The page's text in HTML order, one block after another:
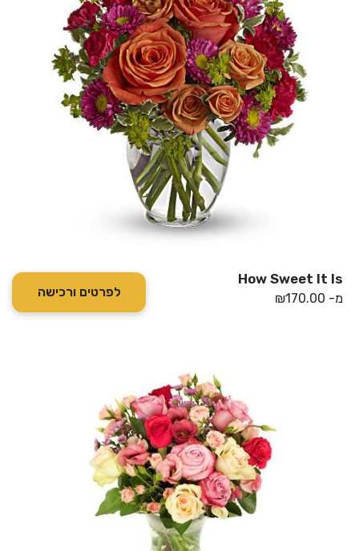
How Sweet It Is
מ- ₪170.00 לפרטים ורכישה